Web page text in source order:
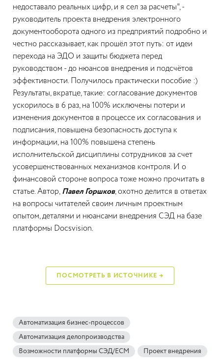
недоставало реальных цифр, и я сел за расчеты", -
руководитель проекта внедрения электронного
документооборота одного из предприятий подробно и
честно рассказывает, как прошёл этот путь: от идеи
перехода на ЭДО и защиты бюджета перед
руководством - до нюансов внедрения и подсчётов
эффективности. Получилось практически пособие :)
Результаты, вкратце, такие: согласование документов
ускорилось в 6 раз, на 100% исключены потери и
изменения документов в процессе их согласования и
подписания, повышена безопасность доступа к
информации, на 100% повышена степень
исполнительской дисциплины сотрудников за счет
усовершенствованных механизмов контроля. И о
финансовой стороне вопроса тоже можно прочитать в
статье. Автор, Павел Горшков, охотно делится в ответах
на вопросы читателей своим личным проектным
опытом, деталями и нюансами внедрения СЭД на базе
платформы Docsvision.
ПОСМОТРЕТЬ В ИСТОЧНИКЕ →
Автоматизация бизнес-процессов
Автоматизация делопроизводства
Возможности платформы СЭД/ECM Проект внедрения